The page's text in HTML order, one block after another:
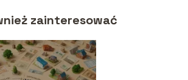
zainteresować